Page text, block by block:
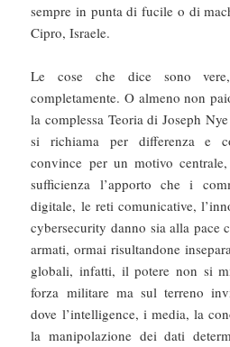
sempre in punta di fucile o di
Cipro, Israele.
Le cose che dice sono
completamente. O almeno non
la complessa Teoria di Joseph
si richiama per differenza e
convince per un motivo
sufficienza l’apporto che i
digitale, le reti comunicative,
cybersecurity danno sia alla pace
armati, ormai risultandone
globali, infatti, il potere non si
forza militare ma sul terreno
dove l’intelligence, i media, la
la manipolazione dei dati